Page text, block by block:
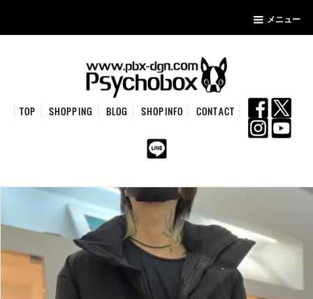
メニュー
TOP SHOPPING BLOG SHOPINFO CONTACT